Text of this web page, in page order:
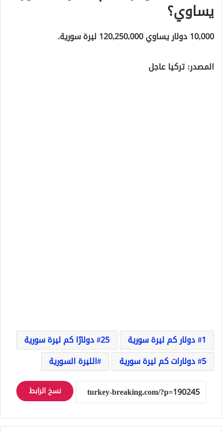
يساوي؟
10,000 دولار يساوي 120,250,000 ليرة سورية.
المصدر: تركيا عاجل
1 دولار كم ليرة سورية
25 دولارًا كم ليرة سورية
5 دولارات كم ليرة سورية
الليرة السورية
نسخ الرابط